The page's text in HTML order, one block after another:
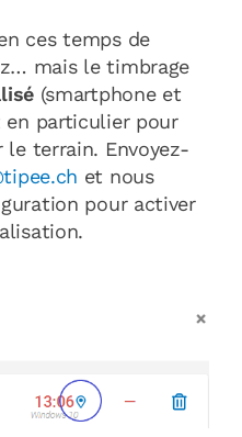
ces temps de
mais le timbrage
(smartphone et
en particulier pour
terrain. Envoyez-
et nous
pour activer